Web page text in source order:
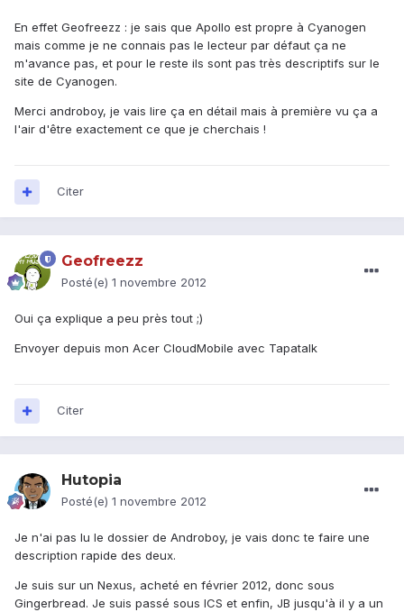
En effet Geofreezz : je sais que Apollo est propre à Cyanogen
mais comme je ne connais pas le lecteur par défaut ça ne
m'avance pas, et pour le reste ils sont pas très descriptifs sur le
site de Cyanogen.
Merci androboy, je vais lire ça en détail mais à première vu ça a
l'air d'être exactement ce que je cherchais !
Citer
Geofreezz
Posté(e) 1 novembre 2012
Oui ça explique a peu près tout ;)
Envoyer depuis mon Acer CloudMobile avec Tapatalk
Citer
Hutopia
Posté(e) 1 novembre 2012
Je n'ai pas lu le dossier de Androboy, je vais donc te faire une
description rapide des deux.
Je suis sur un Nexus, acheté en février 2012, donc sous
Gingerbread. Je suis passé sous ICS et enfin, JB jusqu'à il y a un